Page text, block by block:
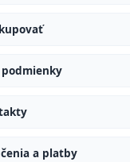
a platby